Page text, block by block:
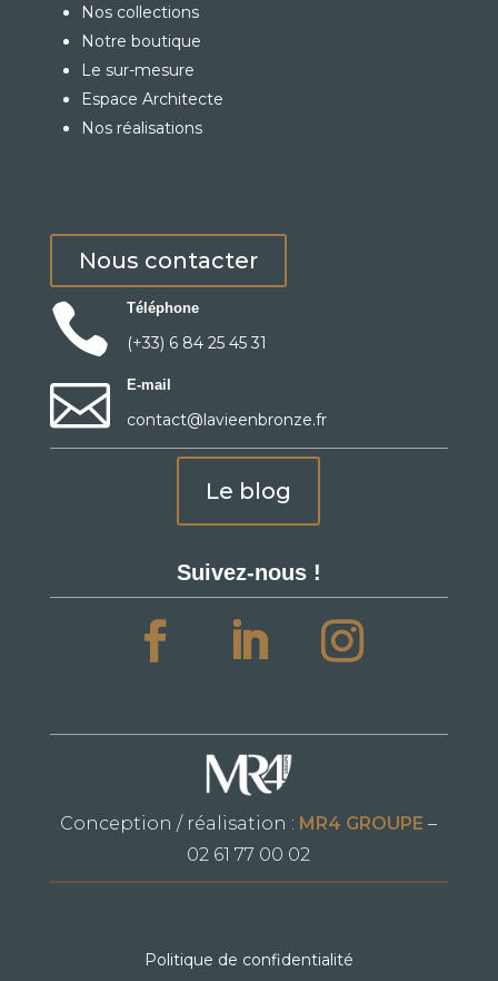
Nos collections
Notre boutique
Le sur-mesure
Espace Architecte
Nos réalisations
Nous contacter
 Téléphone
(+33) 6 84 25 45 31
 E-mail
contact@lavieenbronze.fr
Le blog
Suivez-nous !
Conception / réalisation : MR4 GROUPE –
02 61 77 00 02
Politique de confidentialité